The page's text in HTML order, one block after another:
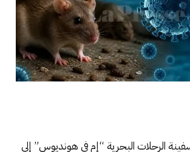
الرحلات البحرية “إم في هونديوس” إلى